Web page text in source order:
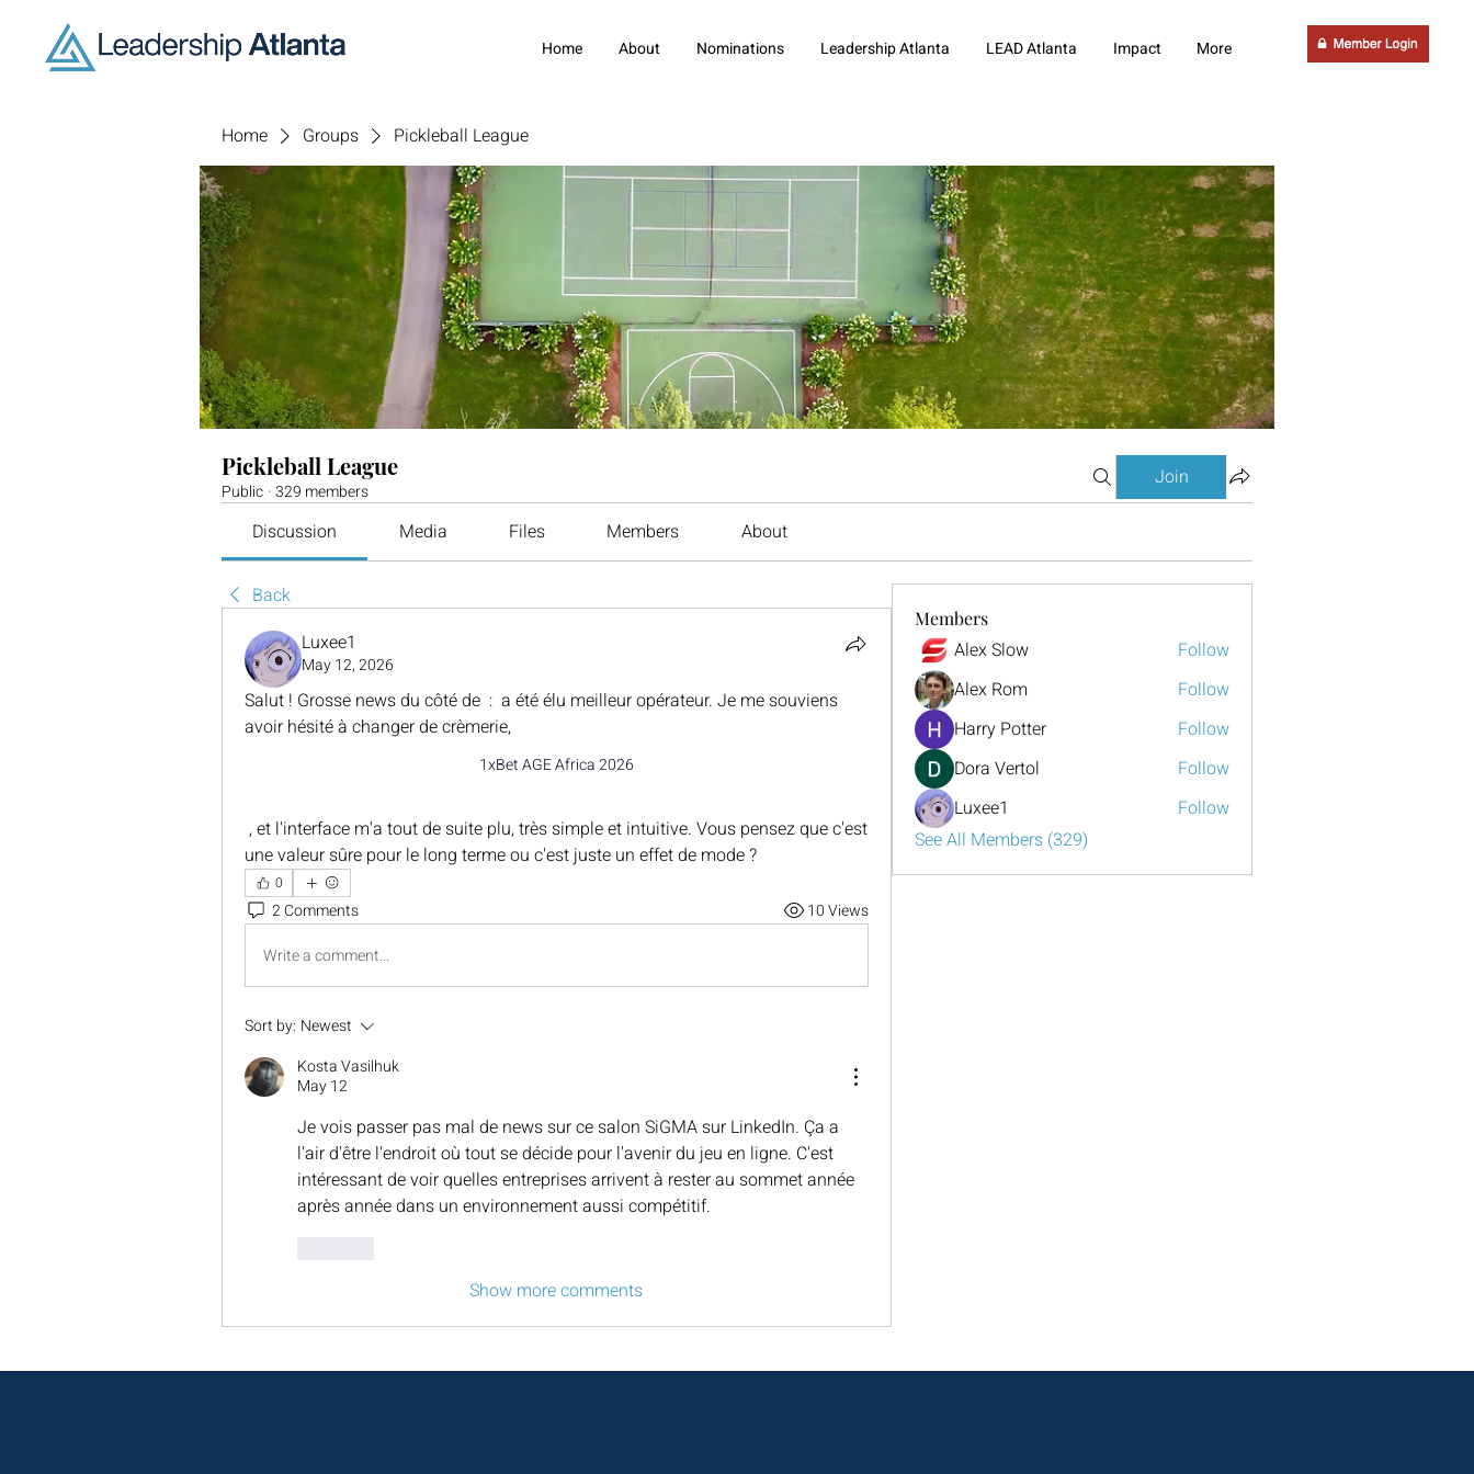
Home About Nominations Leadership Atlanta LEAD Atlanta Impact More
Home Groups Pickleball League
Pickleball League
Public ·329 members
Join
Discussion Media Files Members About
Back
Luxee1
May 12, 2026
Salut ! Grosse news du côté de  :  a été élu meilleur opérateur. Je me souviens
avoir hésité à changer de crèmerie,
1xBet AGE Africa 2026
une valeur sûre pour le long terme ou c'est juste un effet de mode ?
0
2 Comments
10 Views
Write a comment...
Sort by: Newest
Kosta Vasilhuk
May 12
Je vois passer pas mal de news sur ce salon SiGMA sur LinkedIn. Ça a
l'air d'être l'endroit où tout se décide pour l'avenir du jeu en ligne. C'est
intéressant de voir quelles entreprises arrivent à rester au sommet année
après année dans un environnement aussi compétitif.
Show more comments
Members
Alex Slow
Follow
Alex Rom
Follow
Harry Potter
Follow
Dora Vertol
Follow
Luxee1
Follow
See All Members (329)